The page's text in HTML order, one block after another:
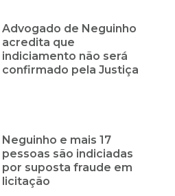
Advogado de Neguinho
acredita que
indiciamento não será
confirmado pela Justiça
Neguinho e mais 17
pessoas são indiciadas
por suposta fraude em
licitação